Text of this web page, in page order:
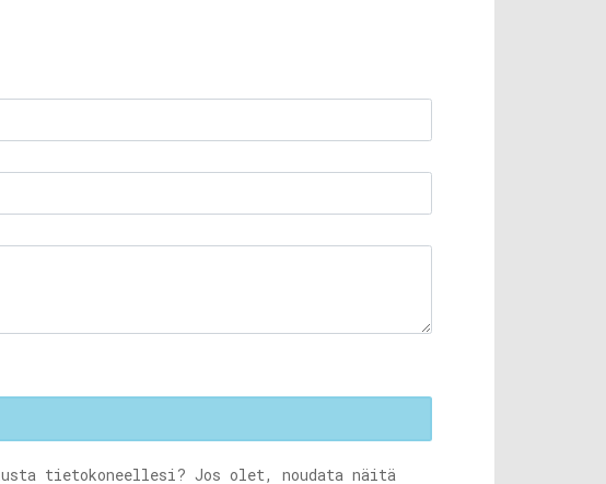
tietokoneellesi? Jos olet, noudata näitä